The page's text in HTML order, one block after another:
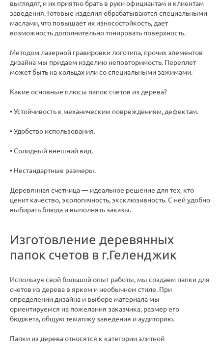
выглядят, и их приятно брать в руки официантам и клиентам
заведения. Готовые изделия обрабатываются специальными
маслами, что повышает их износостойкость, дает
возможность дополнительно тонировать поверхность.
Методом лазерной гравировки логотипа, прочих элементов
дизайна мы придаем изделию неповторимость. Переплет
может быть на кольцах или со специальными зажимами.
Какие основные плюсы папок счетов из дерева?
• Устойчивость к механическим повреждениям, дефектам.
• Удобство использования.
• Солидный внешний вид.
• Нестандартные размеры.
Деревянная счетница — идеальное решение для тех, кто
ценит качество, экологичность, эксклюзивность. С ней удобно
выбирать блюда и выполнять заказы.
Изготовление деревянных
папок счетов в г.Геленджик
Используя свой большой опыт работы, мы создаем папки для
счетов из дерева в ярком и необычном стиле. При
определении дизайна и выборе материала мы
ориентируемся на пожелания заказчика, размер его
бюджета, общую тематику заведения и аудиторию.
Папки из дерева относятся к категории элитной